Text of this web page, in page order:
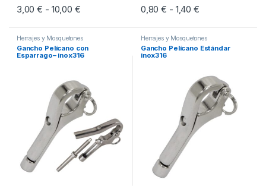
3,00€ - 10,00 €Rango de precios: desde 3,00 € hasta 10,00 €
Este producto tiene múltiples variantes. Las opciones se pueden
0,80€ - 1,40€Rango de
Este producto tiene múltiples
Herrajes y Mosquetones
Gancho Pelícano con
Esparrago– inox316
Herrajes y Mosquetones
Gancho Pelícano Estándar
inox316